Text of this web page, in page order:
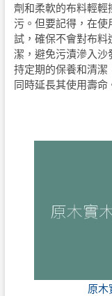
劑和柔軟的布料輕輕
污。但要記得，在使
試，確保不會對布料
潔，避免污漬滲入沙
持定期的保養和清潔
同時延長其使用壽命
原木